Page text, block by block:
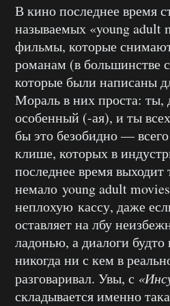
В кино последнее время
называемых «young adult
фильмы, которые
романам (в большинстве
которые были написаны
Мораль в них проста: ты,
особенный (-ая), и ты
бы это безобидно —
клише, которых в
последнее время выходит
немало young adult
неплохую кассу, даже
оставляет на лбу
ладонью, а диалоги
никогда ни с кем в
разговаривал. Увы, с
складывается именно